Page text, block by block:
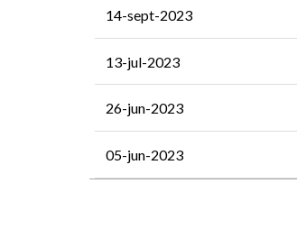
14-sept-2023
13-jul-2023
26-jun-2023
05-jun-2023